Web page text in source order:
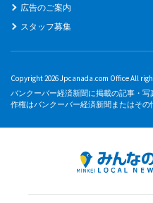
広告のご案内
スタッフ募集
Copyright 2026 Jpcanada.com Office All
バンクーバー経済新聞に掲載の記事・
作権はバンクーバー経済新聞またはその